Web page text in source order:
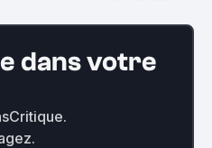
dans votre